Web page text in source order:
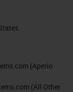
(Aperio
(All Other